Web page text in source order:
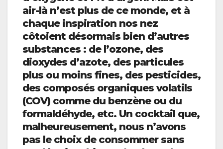
air-là n’est plus de ce monde, et à
chaque inspiration nos nez
côtoient désormais bien d’autres
substances : de l’ozone, des
dioxydes d’azote, des particules
plus ou moins fines, des pesticides,
des composés organiques volatils
(COV) comme du benzène ou du
formaldéhyde, etc. Un cocktail que,
malheureusement, nous n’avons
pas le choix de consommer sans